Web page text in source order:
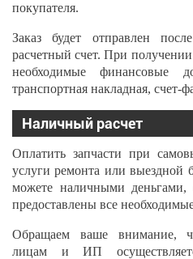
покупателя.
Заказ будет отправлен
расчетный счет. При получении
необходимые финансовые
транспортная накладная, счет-
Наличный расчет
Оплатить запчасти при
услуги ремонта или выездной
можете наличными
предоставлены все
Обращаем ваше внимание,
лицам и ИП